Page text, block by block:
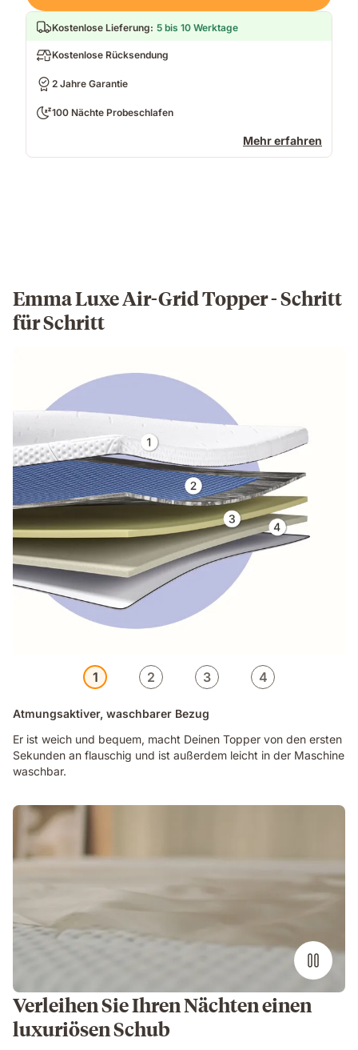
Kostenlose Lieferung: 5 bis 10 Werktage
Kostenlose Rücksendung
2 Jahre Garantie
100 Nächte Probeschlafen
Mehr erfahren
Emma Luxe Air-Grid Topper - Schritt
für Schritt
1 2 3 4
Atmungsaktiver, waschbarer Bezug
Er ist weich und bequem, macht Deinen Topper von den ersten
Sekunden an flauschig und ist außerdem leicht in der Maschine
waschbar.
Verleihen Sie Ihren Nächten einen
luxuriösen Schub